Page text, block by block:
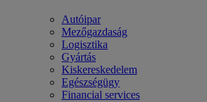
Autóipar
Mezőgazdaság
Logisztika
Gyártás
Kiskereskedelem
Egészségügy
Financial services